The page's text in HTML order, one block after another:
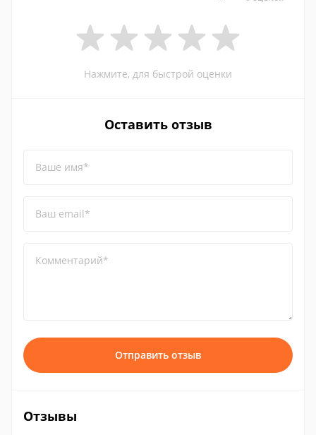
Нажмите, для быстрой оценки
Оставить отзыв
Ваше имя*
Ваш email*
Комментарий*
Отправить отзыв
Отзывы